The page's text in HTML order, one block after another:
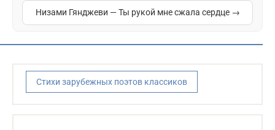
Низами Гянджеви — Ты рукой мне сжала сердце →
Стихи зарубежных поэтов классиков